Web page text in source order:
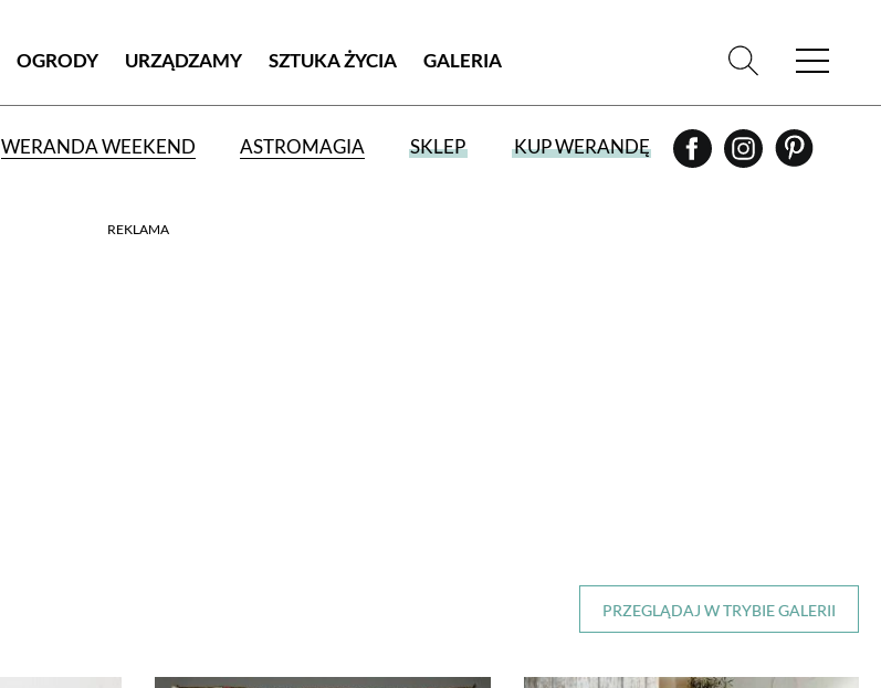
OGRODY URZĄDZAMY SZTUKA ŻYCIA GALERIA
WERANDA WEEKEND ASTROMAGIA SKLEP KUP WERANDĘ
REKLAMA
PRZEGLĄDAJ W TRYBIE GALERII